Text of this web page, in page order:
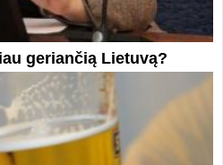
geriančią Lietuvą?